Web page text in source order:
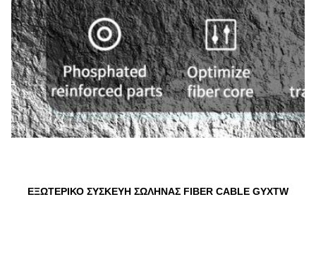
ΕΞΩΤΕΡΙΚΟ ΣΥΣΚΕΥΗ ΣΩΛΗΝΑΣ FIBER CABLE GYXTW